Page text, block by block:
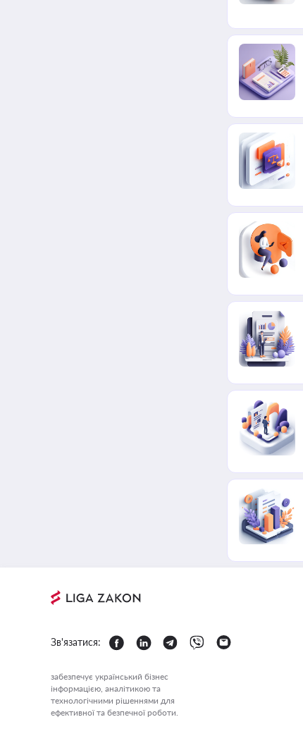
Зв'язатися:
забезпечує український бізнес
інформацією, аналітикою та
технологічними рішеннями для
ефективної та безпечної роботи.